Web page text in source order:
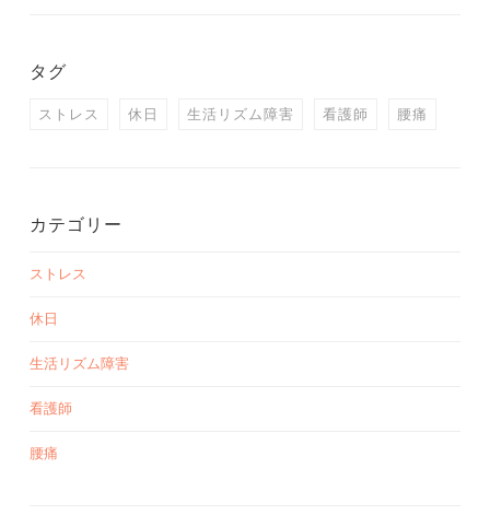
タグ
ストレス 休日 生活リズム障害 看護師 腰痛
カテゴリー
ストレス
休日
生活リズム障害
看護師
腰痛